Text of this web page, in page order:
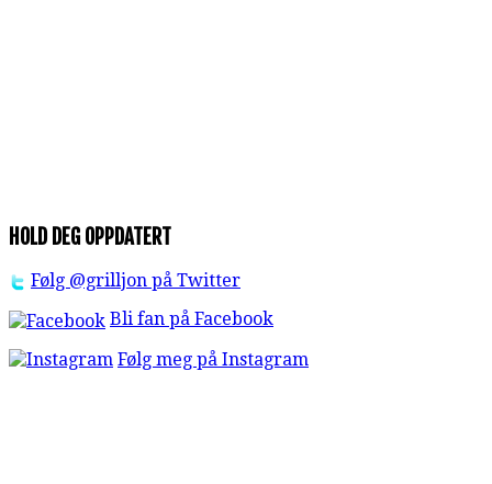
HOLD DEG OPPDATERT
Følg @grilljon på Twitter
Bli fan på Facebook
Følg meg på Instagram